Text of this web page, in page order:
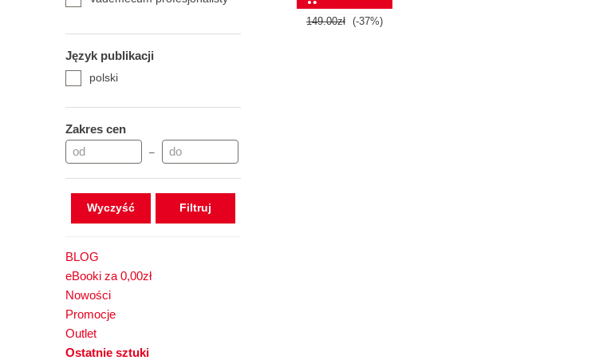
Język publikacji
polski
Zakres cen
–
Wyczyść
BLOG
eBooki za 0,00zł
Nowości
Promocje
Outlet
Ostatnie sztuki
149.00zł (-37%)